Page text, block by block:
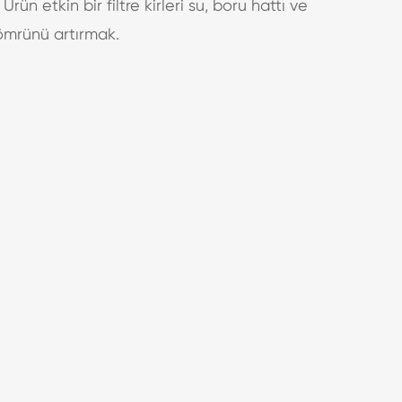
etkin bir filtre kirleri su, boru hattı ve
artırmak.